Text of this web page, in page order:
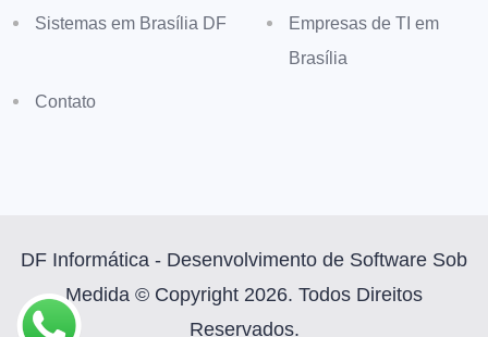
Sistemas em Brasília DF
Empresas de TI em
Brasília
Contato
DF Informática - Desenvolvimento de Software Sob
Medida © Copyright 2026. Todos Direitos
Reservados.